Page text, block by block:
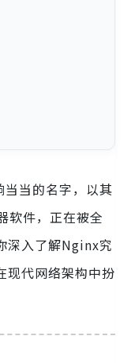
当的名字，以其
软件，正在被全
深入了解Nginx究
现代网络架构中扮